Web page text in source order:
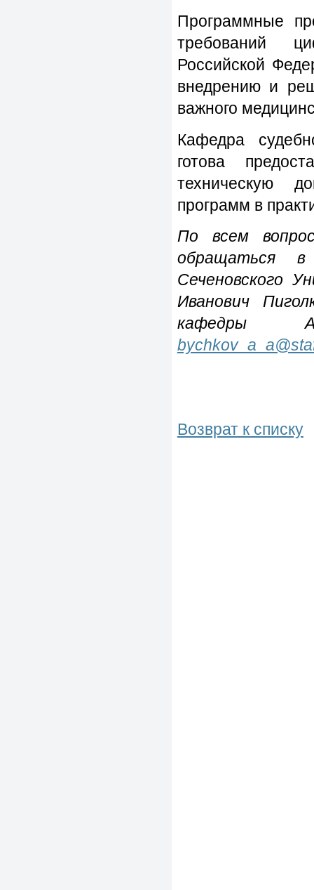
Программные
требований
Российской
внедрению и
важного
Кафедра
готова
техническую
программ в
По всем
обращаться
Сеченовского
Иванович
кафедры
Возврат к списку